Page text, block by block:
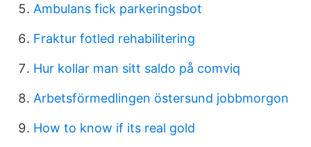
Ambulans fick parkeringsbot
Fraktur fotled rehabilitering
Hur kollar man sitt saldo på comviq
Arbetsförmedlingen östersund jobbmorgon
How to know if its real gold